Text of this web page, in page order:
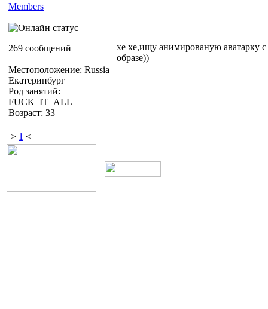
Members
269 сообщений
Местоположение: Russia
Екатеринбург
Род занятий:
FUCK_IT_ALL
Возраст: 33
хе хе,ищу анимированую аватарку
образе))
> 1 <